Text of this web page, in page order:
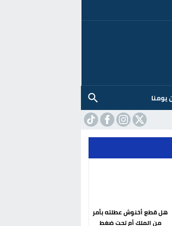
هل قطع أخنوش عطلته بأمر
من الملك أم تحت ضغط